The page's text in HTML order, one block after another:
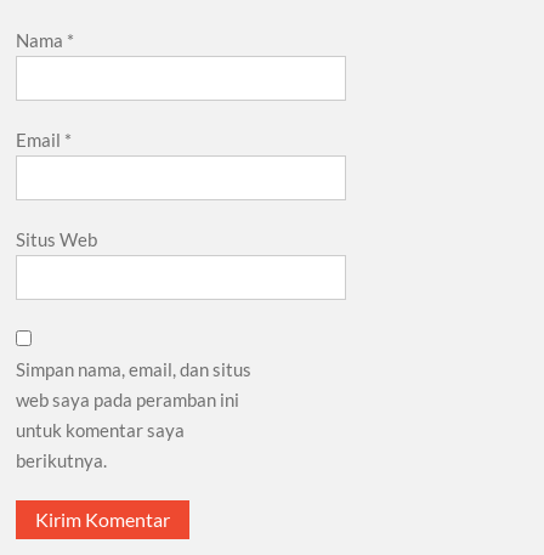
Nama *
Email *
Situs Web
Simpan nama, email, dan situs
web saya pada peramban ini
untuk komentar saya
berikutnya.